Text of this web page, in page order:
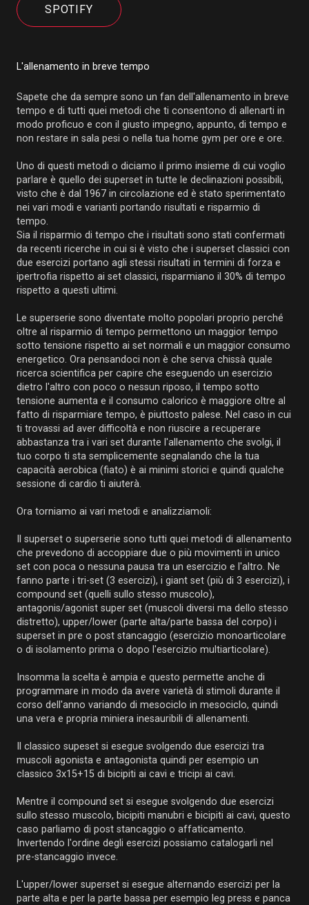
SPOTIFY
L'allenamento in breve tempo
Sapete che da sempre sono un fan dell'allenamento in breve
tempo e di tutti quei metodi che ti consentono di allenarti in
modo proficuo e con il giusto impegno, appunto, di tempo e
non restare in sala pesi o nella tua home gym per ore e ore.
Uno di questi metodi o diciamo il primo insieme di cui voglio
parlare è quello dei superset in tutte le declinazioni possibili,
visto che è dal 1967 in circolazione ed è stato sperimentato
nei vari modi e varianti portando risultati e risparmio di
tempo.
Sia il risparmio di tempo che i risultati sono stati confermati
da recenti ricerche in cui si è visto che i superset classici con
due esercizi portano agli stessi risultati in termini di forza e
ipertrofia rispetto ai set classici, risparmiano il 30% di tempo
rispetto a questi ultimi.
Le superserie sono diventate molto popolari proprio perché
oltre al risparmio di tempo permettono un maggior tempo
sotto tensione rispetto ai set normali e un maggior consumo
energetico. Ora pensandoci non è che serva chissà quale
ricerca scientifica per capire che eseguendo un esercizio
dietro l'altro con poco o nessun riposo, il tempo sotto
tensione aumenta e il consumo calorico è maggiore oltre al
fatto di risparmiare tempo, è piuttosto palese. Nel caso in cui
ti trovassi ad aver difficoltà e non riuscire a recuperare
abbastanza tra i vari set durante l'allenamento che svolgi, il
tuo corpo ti sta semplicemente segnalando che la tua
capacità aerobica (fiato) è ai minimi storici e quindi qualche
sessione di cardio ti aiuterà.
Ora torniamo ai vari metodi e analizziamoli:
Il superset o superserie sono tutti quei metodi di allenamento
che prevedono di accoppiare due o più movimenti in unico
set con poca o nessuna pausa tra un esercizio e l'altro. Ne
fanno parte i tri-set (3 esercizi), i giant set (più di 3 esercizi), i
compound set (quelli sullo stesso muscolo),
antagonis/agonist super set (muscoli diversi ma dello stesso
distretto), upper/lower (parte alta/parte bassa del corpo) i
superset in pre o post stancaggio (esercizio monoarticolare
o di isolamento prima o dopo l'esercizio multiarticolare).
Insomma la scelta è ampia e questo permette anche di
programmare in modo da avere varietà di stimoli durante il
corso dell'anno variando di mesociclo in mesociclo, quindi
una vera e propria miniera inesauribili di allenamenti.
Il classico supeset si esegue svolgendo due esercizi tra
muscoli agonista e antagonista quindi per esempio un
classico 3x15+15 di bicipiti ai cavi e tricipi ai cavi.
Mentre il compound set si esegue svolgendo due esercizi
sullo stesso muscolo, bicipiti manubri e bicipiti ai cavi, questo
caso parliamo di post stancaggio o affaticamento.
Invertendo l'ordine degli esercizi possiamo catalogarli nel
pre-stancaggio invece.
L'upper/lower superset si esegue alternando esercizi per la
parte alta e per la parte bassa per esempio leg press e panca